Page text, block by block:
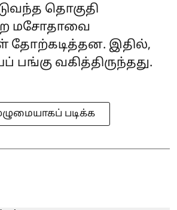
தொகுதி
மசோதாவை
தோற்கடித்தன. இதில்,
பங்கு வகித்திருந்தது.
படிக்க